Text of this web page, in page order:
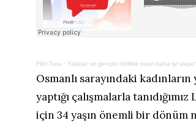
Fikir Turu ·Yaşlılar ve gençler birlikte nasıl daha iyi
Osmanlı sarayındaki
yaptığı çalışmalarla
için 34 yaşın önemli bir dönüm